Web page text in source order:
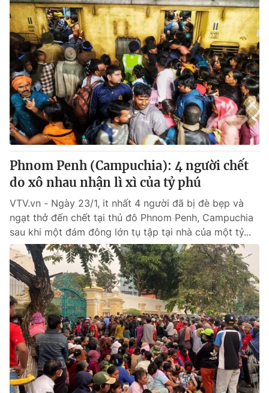
® Cấm sao chép dưới mọi hình thức nếu không có sự chấp
thuận bằng văn bản. Ghi rõ nguồn VTV.vn khi phát hành lại
thông tin từ website này.
Phnom Penh (Campuchia): 4 người chết
do xô nhau nhận lì xì của tỷ phú
VTV.vn - Ngày 23/1, it nhất 4 người đã bị đè bẹp và
ngạt thở đến chết tại thủ đô Phnom Penh, Campuchia
sau khi một đám đông lớn tụ tập tại nhà của một tỷ...